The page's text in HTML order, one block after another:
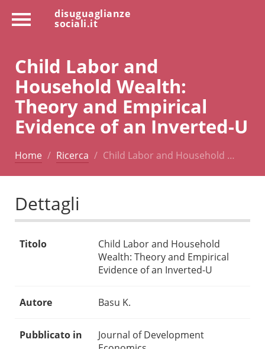
disuguaglianze
sociali.it
Child Labor and
Household Wealth:
Theory and Empirical
Evidence of an Inverted-U
Home Ricerca Child Labor and Household …
Dettagli
Titolo
Child Labor and Household
Wealth: Theory and Empirical
Evidence of an Inverted-U
Autore Basu K.
Pubblicato in
Journal of Development